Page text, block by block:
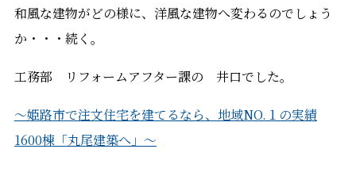
和風な建物がどの様に、洋風な建物へ変わるのでしょう
か・・・続く。
工務部 リフォームアフター課の 井口でした。
～姫路市で注文住宅を建てるなら、地域NO.１の実績
1600棟「丸尾建築へ」～